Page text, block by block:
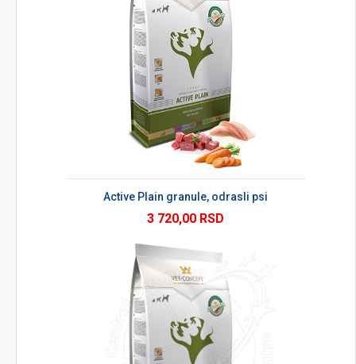
Active Plain granule, odrasli psi
3 720,00 RSD